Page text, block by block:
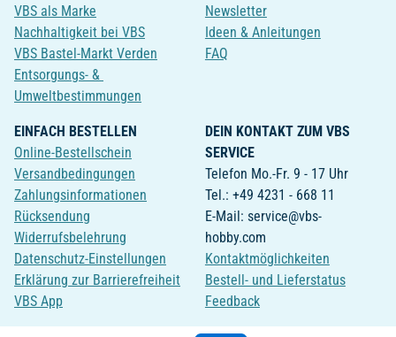
VBS als Marke
Nachhaltigkeit bei VBS
VBS Bastel-Markt Verden
Entsorgungs- &
Umweltbestimmungen
Newsletter
Ideen & Anleitungen
FAQ
EINFACH BESTELLEN
Online-Bestellschein
Versandbedingungen
Zahlungsinformationen
Rücksendung
Widerrufsbelehrung
Datenschutz-Einstellungen
Erklärung zur Barrierefreiheit
VBS App
DEIN KONTAKT ZUM VBS
SERVICE
Telefon Mo.-Fr. 9 - 17 Uhr
Tel.: +49 4231 - 668 11
E-Mail: service@vbs-
hobby.com
Kontaktmöglichkeiten
Bestell- und Lieferstatus
Feedback